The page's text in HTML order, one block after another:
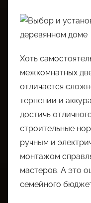
Хоть
межкомнатных
отличается
терпении и
достичь
строительные
ручным и
монтажом
мастеров. А это
семейного